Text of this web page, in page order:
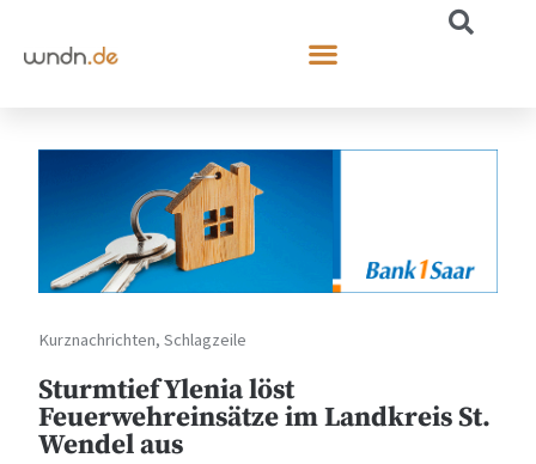
Kurznachrichten,Schlagzeile
Sturmtief Ylenia löst
Feuerwehreinsätze im Landkreis St.
Wendel aus